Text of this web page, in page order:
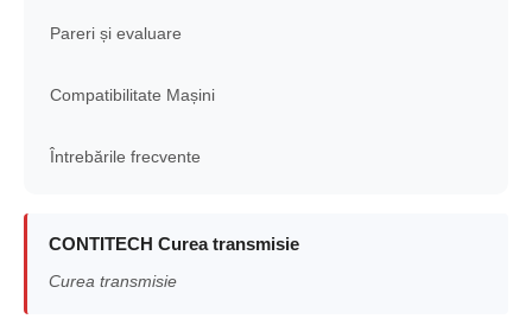
Pareri și evaluare
Compatibilitate Mașini
Întrebările frecvente
CONTITECH Curea transmisie
Curea transmisie